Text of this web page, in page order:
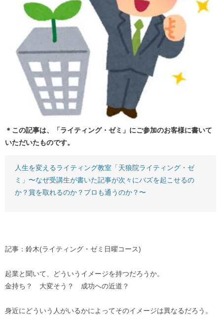
＊この記事は、「ライティング・ゼミ」にご参加のお客様に書いて
いただいたものです。
人生を変えるライティング教室「天狼院ライティング・ゼ
ミ」〜なぜ受講生が書いた記事が次々にバズを起こせるの
か？賞を取れるのか？プロも通うのか？〜
記事：鈴木(ライティング・ゼミ日曜コース)
起業と聞いて、どういうイメージを持つだろうか。
金持ち？ 大変そう？ 成功への近道？
身近にどういう人がいるかによってそのイメージは異なるだろう。